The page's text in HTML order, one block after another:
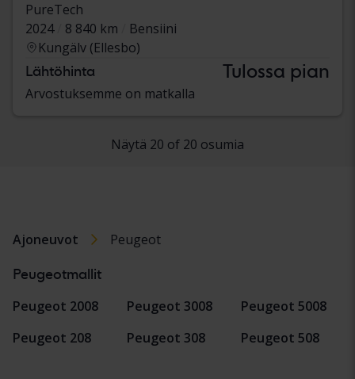
PureTech
2024
8 840 km
Bensiini
Kungälv (Ellesbo)
Lähtöhinta Tulossa pian
Arvostuksemme on matkalla
Näytä 20 of 20 osumia
Ajoneuvot Peugeot
Peugeotmallit
Peugeot 2008
Peugeot 208
Peugeot 3008
Peugeot 308
Peugeot 5008
Peugeot 508